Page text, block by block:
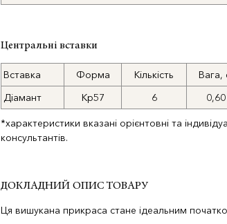
Центральні вставки
Вставка Форма Кількість Вага,
Діамант
Кр57 6 0,60
*характеристики вказані орієнтовні та
консультантів.
ДОКЛАДНИЙ ОПИС ТОВАРУ
Ця вишукана прикраса стане ідеальним